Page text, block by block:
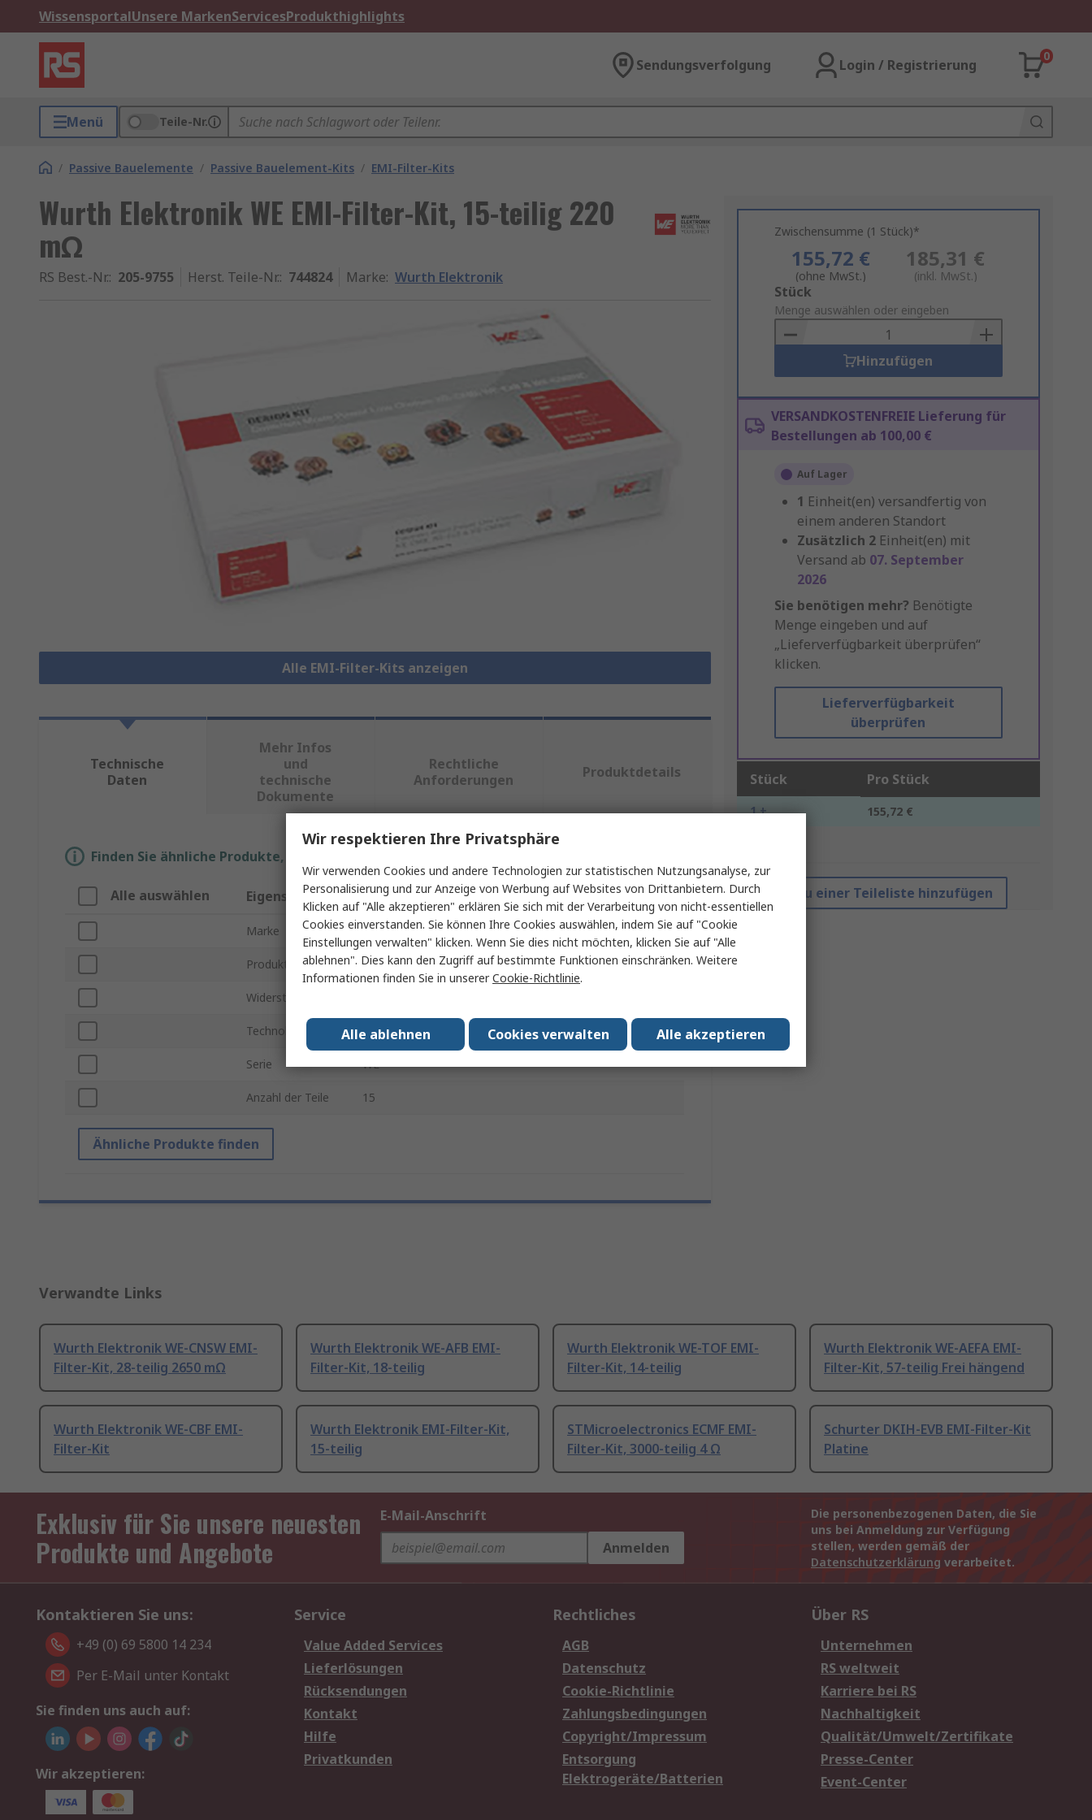
WissensportalUnsere MarkenServicesProdukthighlights
Sendungsverfolgung Login / Registrierung
0
Menü Teile-Nr.
/ Passive Bauelemente / Passive Bauelement-Kits / EMI-Filter-Kits
Wurth Elektronik WE EMI-Filter-Kit, 15-teilig 220
mΩ
RS Best.-Nr.: 205-9755 Herst. Teile-Nr.: 744824 Marke: Wurth Elektronik
Alle EMI-Filter-Kits anzeigen
Zwischensumme (1 Stück)*
155,72 €
(ohne MwSt.)
185,31 €
(inkl. MwSt.)
Add
to
Basket
Stück
Menge auswählen oder eingeben
Hinzufügen
VERSANDKOSTENFREIE Lieferung für
Bestellungen ab 100,00 €
Auf Lager
1 Einheit(en) versandfertig von
einem anderen Standort
Zusätzlich 2 Einheit(en) mit
Versand ab 07. September
2026
Sie benötigen mehr? Benötigte
Menge eingeben und auf
„Lieferverfügbarkeit überprüfen“
klicken.
Lieferverfügbarkeit
überprüfen
Stück Pro Stück
1 + 155,72 €
Zu einer Teileliste hinzufügen
Technische
Daten
Mehr Infos
und
technische
Dokumente
Rechtliche
Anforderungen
Produktdetails
Finden Sie ähnliche Produkte, indem Sie ein oder mehrere Eigenschaften auswählen.
Alle auswählen Eigenschaft Wert
Marke Wurth Elektronik
Produkt Typ EMI-Filter-Kit
Widerstand
Technologie Nickel-Zink, Mangan-Zink-Nanokristallin, Mangan-Zink
Serie WE
Anzahl der Teile 15
Ähnliche Produkte finden
Verwandte Links
Wurth Elektronik WE-CNSW EMI-
Filter-Kit, 28-teilig 2650 mΩ
Wurth Elektronik WE-AFB EMI-
Filter-Kit, 18-teilig
Wurth Elektronik WE-TOF EMI-
Filter-Kit, 14-teilig
Wurth Elektronik WE-AEFA EMI-
Filter-Kit, 57-teilig Frei hängend
Wurth Elektronik WE-CBF EMI-
Filter-Kit
Wurth Elektronik EMI-Filter-Kit,
15-teilig
STMicroelectronics ECMF EMI-
Filter-Kit, 3000-teilig 4 Ω
Schurter DKIH-EVB EMI-Filter-Kit
Platine
Exklusiv für Sie unsere neuesten
Produkte und Angebote
E-Mail-Anschrift
Anmelden
Die personenbezogenen Daten, die Sie
uns bei Anmeldung zur Verfügung
stellen, werden gemäß der
Datenschutzerklärung verarbeitet.
Kontaktieren Sie uns:
+49 (0) 69 5800 14 234
Per E-Mail unter Kontakt
Sie finden uns auch auf:
Wir akzeptieren:
Service
Value Added Services
Lieferlösungen
Rücksendungen
Kontakt
Hilfe
Privatkunden
Rechtliches
AGB
Datenschutz
Cookie-Richtlinie
Zahlungsbedingungen
Copyright/Impressum
Entsorgung
Elektrogeräte/Batterien
Über RS
Unternehmen
RS weltweit
Karriere bei RS
Nachhaltigkeit
Qualität/Umwelt/Zertifikate
Presse-Center
Event-Center
Wir respektieren Ihre Privatsphäre
Wir verwenden Cookies und andere Technologien zur statistischen Nutzungsanalyse, zur
Personalisierung und zur Anzeige von Werbung auf Websites von Drittanbietern. Durch
Klicken auf "Alle akzeptieren" erklären Sie sich mit der Verarbeitung von nicht-essentiellen
Cookies einverstanden. Sie können Ihre Cookies auswählen, indem Sie auf "Cookie
Einstellungen verwalten" klicken. Wenn Sie dies nicht möchten, klicken Sie auf "Alle
ablehnen". Dies kann den Zugriff auf bestimmte Funktionen einschränken. Weitere
Informationen finden Sie in unsererCookie-Richtlinie.
Alle akzeptieren
Cookies verwalten
Alle ablehnen